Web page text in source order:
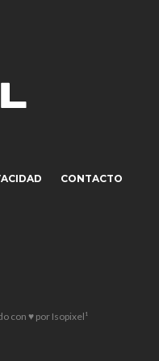
CONTACTO
con ♥ por Isopixel¹